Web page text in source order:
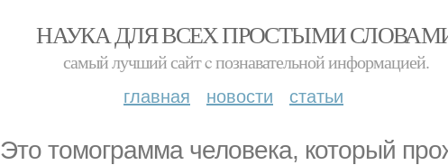
НАУКА ДЛЯ ВСЕХ ПРОСТЫМИ
самый лучший сайт c познавательной информацией.
главная новости статьи
Это томограмма человека, который